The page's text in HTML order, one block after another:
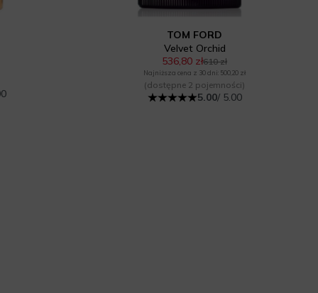
TOM FORD
Velvet Orchid
536,80 zł610 zł
Najniższa cena z 30 dni: 500,20 zł
(dostępne 2 pojemności)
5.00/ 5.00